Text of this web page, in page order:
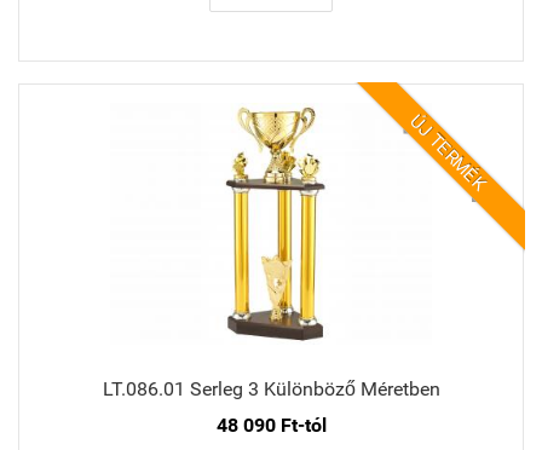
ÚJ TERMÉK
LT.086.01 Serleg 3 Különböző Méretben
48 090 Ft-tól